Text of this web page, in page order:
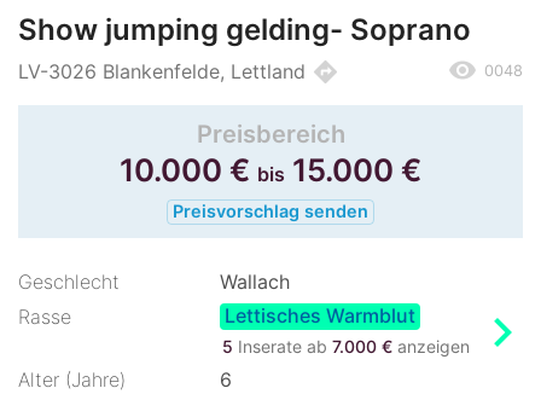
Show jumping gelding- Soprano
LV-3026 Blankenfelde, Lettland directions remove_red_eye 0048
Preisbereich
10.000 € bis 15.000 €
Preisvorschlag senden
Geschlecht
Wallach
Rasse
Lettisches Warmblut
5 Inserate ab 7.000 € anzeigen chevron_right
Alter (Jahre)
6